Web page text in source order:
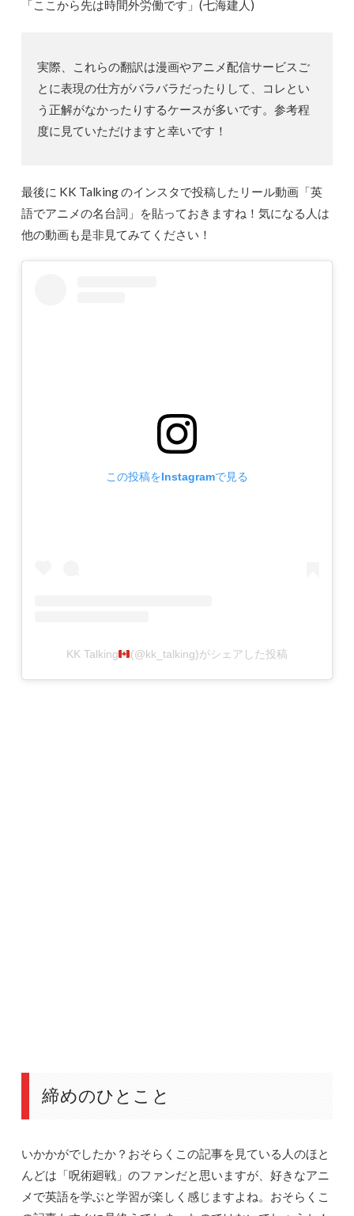
「ここから先は時間外労働です」(七海建人)
実際、これらの翻訳は漫画やアニメ配信サービスご
とに表現の仕方がバラバラだったりして、コレとい
う正解がなかったりするケースが多いです。参考程
度に見ていただけますと幸いです！
最後に KK Talking のインスタで投稿したリール動画「英
語でアニメの名台詞」を貼っておきますね！気になる人は
他の動画も是非見てみてください！
この投稿をInstagramで見る
KK Talking (@kk_talking)がシェアした投稿
締めのひとこと
いかかがでしたか？おそらくこの記事を見ている人のほと
んどは「呪術廻戦」のファンだと思いますが、好きなアニ
メで英語を学ぶと学習が楽しく感じますよね。おそらくこ